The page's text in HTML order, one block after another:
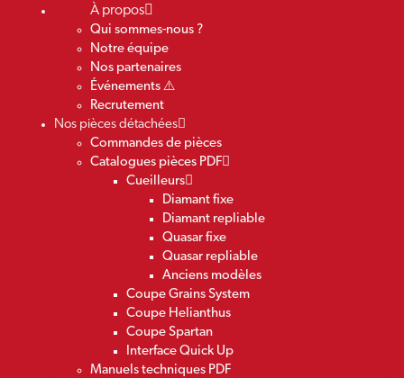
À propos
Qui sommes-nous ?
Notre équipe
Nos partenaires
Événements ⚠️
Recrutement
Nos pièces détachées
Commandes de pièces
Catalogues pièces PDF
Cueilleurs
Diamant fixe
Diamant repliable
Quasar fixe
Quasar repliable
Anciens modèles
Coupe Grains System
Coupe Helianthus
Coupe Spartan
Interface Quick Up
Manuels techniques PDF